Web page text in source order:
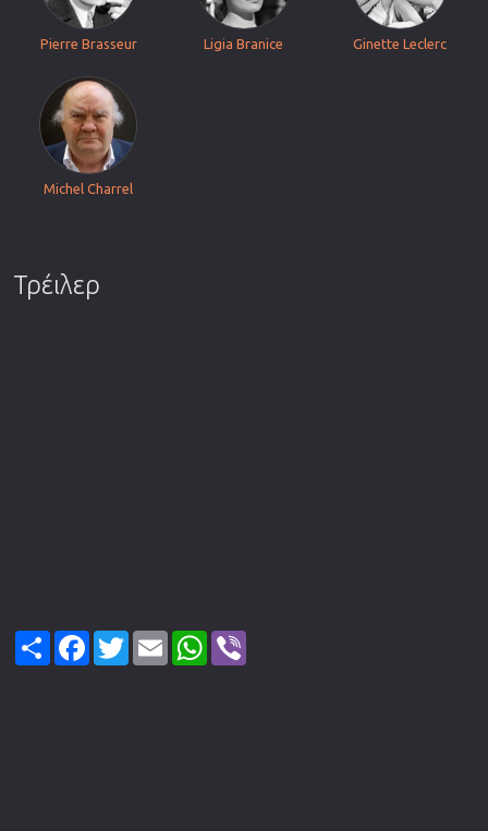
Pierre Brasseur Ligia Branice Ginette Leclerc
Michel Charrel
Τρέιλερ
ShareFacebook
TwitterEmail WhatsApp